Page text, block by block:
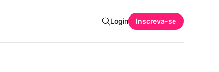
Login Inscreva-se